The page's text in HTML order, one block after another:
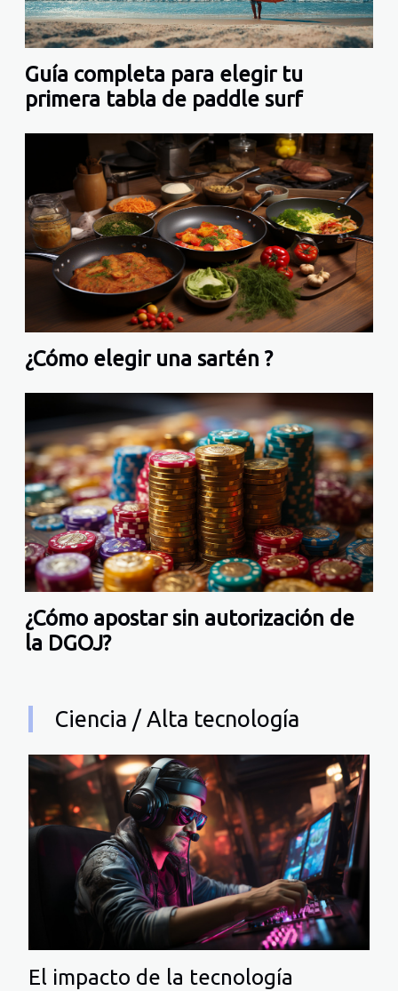
Guía completa para elegir tu
primera tabla de paddle surf
¿Cómo elegir una sartén ?
¿Cómo apostar sin autorización de
la DGOJ?
Ciencia / Alta tecnología
El impacto de la tecnología